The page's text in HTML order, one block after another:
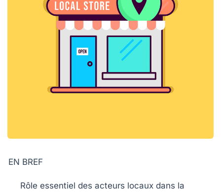
EN BREF
Rôle essentiel des acteurs locaux dans la